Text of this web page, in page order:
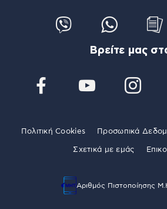
Βρείτε μας
Πολιτική Cookies Προσωπικά
Σχετικά με εμάς
Αριθμός Πιστοποίησης